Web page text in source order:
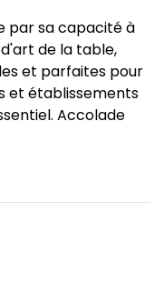
par sa capacité à
de la table,
et parfaites pour
et établissements
Accolade